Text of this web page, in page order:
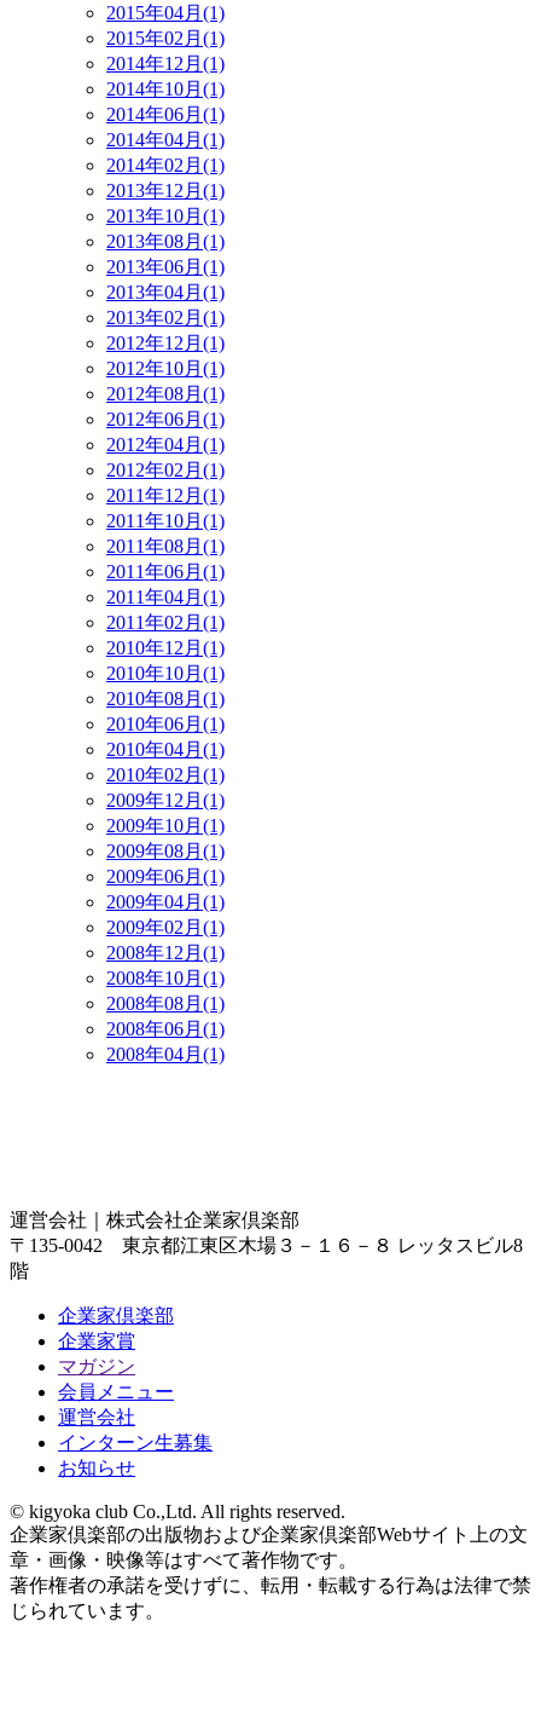
2015年04月(1)
2015年02月(1)
2014年12月(1)
2014年10月(1)
2014年06月(1)
2014年04月(1)
2014年02月(1)
2013年12月(1)
2013年10月(1)
2013年08月(1)
2013年06月(1)
2013年04月(1)
2013年02月(1)
2012年12月(1)
2012年10月(1)
2012年08月(1)
2012年06月(1)
2012年04月(1)
2012年02月(1)
2011年12月(1)
2011年10月(1)
2011年08月(1)
2011年06月(1)
2011年04月(1)
2011年02月(1)
2010年12月(1)
2010年10月(1)
2010年08月(1)
2010年06月(1)
2010年04月(1)
2010年02月(1)
2009年12月(1)
2009年10月(1)
2009年08月(1)
2009年06月(1)
2009年04月(1)
2009年02月(1)
2008年12月(1)
2008年10月(1)
2008年08月(1)
2008年06月(1)
2008年04月(1)
運営会社｜ 株式会社企業家倶楽部
〒135-0042 東京都江東区木場３－１６－８ レッタスビル8
階
企業家倶楽部
企業家賞
マガジン
会員メニュー
運営会社
インターン生募集
お知らせ
© kigyoka club Co.,Ltd. All rights reserved.
企業家倶楽部の出版物および企業家倶楽部Webサイト上の文
章・画像・映像等はすべて著作物です。
著作権者の承諾を受けずに、転用・転載する行為は法律で禁
じられています。